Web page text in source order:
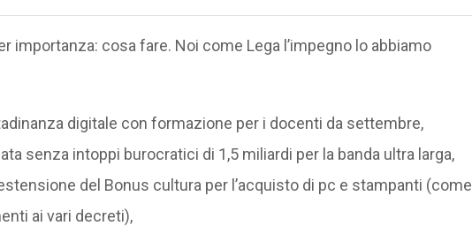
importanza: cosa fare. Noi come Lega l’impegno lo abbiamo
digitale con formazione per i docenti da settembre,
senza intoppi burocratici di 1,5 miliardi per la banda ultra larga,
del Bonus cultura per l’acquisto di pc e stampanti (come
ai vari decreti),